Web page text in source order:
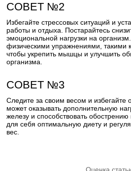
СОВЕТ №2
Избегайте стрессовых ситуаций и
работы и отдыха. Постарайтесь
эмоциональной нагрузки на
физическими упражнениями, такими
чтобы укрепить мышцы и улучшить
организма.
СОВЕТ №3
Следите за своим весом и
может оказывать дополнительную
железу и способствовать
для себя оптимальную диету и
вес.